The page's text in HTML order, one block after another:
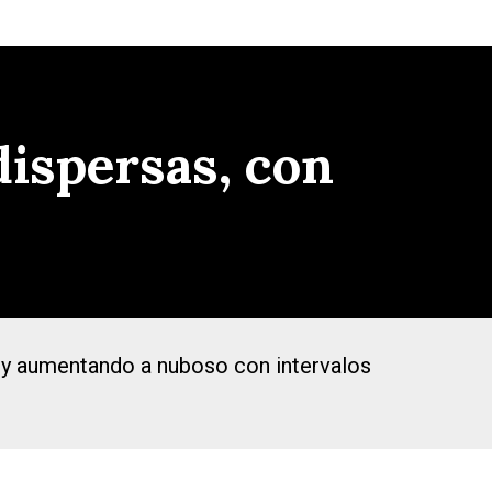
con
aumentando a nuboso con intervalos